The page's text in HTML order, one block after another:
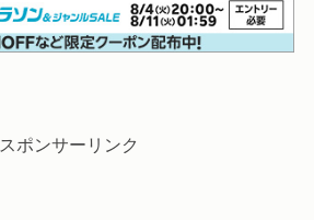
スポンサーリンク